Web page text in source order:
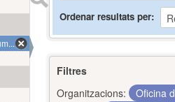
Ordenar resultats per
Filtres
Organitzacions:
Oficina
(1)